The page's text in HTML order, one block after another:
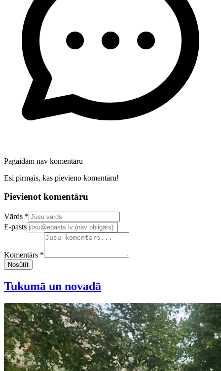
Pagaidām nav komentāru
Esi pirmais, kas pievieno komentāru!
Pievienot komentāru
Confirm your email address
Vārds *
E-pasts
Komentārs *
Nosūtīt
Tukumā un novadā